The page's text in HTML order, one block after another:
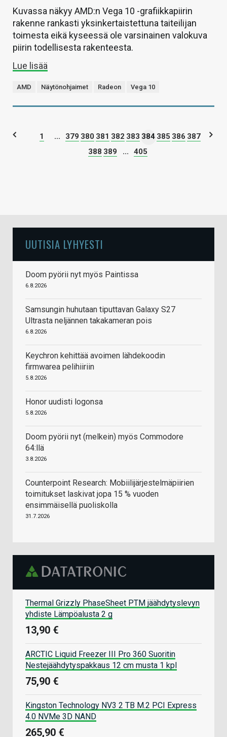
Kuvassa näkyy AMD:n Vega 10 -grafiikkapiirin
rakenne rankasti yksinkertaistettuna taiteilijan
toimesta eikä kyseessä ole varsinainen valokuva
piirin todellisesta rakenteesta.
Lue lisää
AMD Näytönohjaimet Radeon Vega 10
1 ... 379 380 381 382 383 384 385 386 387
388 389 ... 405
UUTISIA LYHYESTI
Doom pyörii nyt myös Paintissa
6.8.2026
Samsungin huhutaan tiputtavan Galaxy S27
Ultrasta neljännen takakameran pois
6.8.2026
Keychron kehittää avoimen lähdekoodin
firmwarea pelihiiriin
5.8.2026
Honor uudisti logonsa
5.8.2026
Doom pyörii nyt (melkein) myös Commodore
64:llä
3.8.2026
Counterpoint Research: Mobiilijärjestelmäpiirien
toimitukset laskivat jopa 15 % vuoden
ensimmäisellä puoliskolla
31.7.2026
Thermal Grizzly PhaseSheet PTM jäähdytyslevyn
yhdiste Lämpöalusta 2 g
13,90 €
ARCTIC Liquid Freezer III Pro 360 Suoritin
Nestejäähdytyspakkaus 12 cm musta 1 kpl
75,90 €
Kingston Technology NV3 2 TB M.2 PCI Express
4.0 NVMe 3D NAND
265,90 €